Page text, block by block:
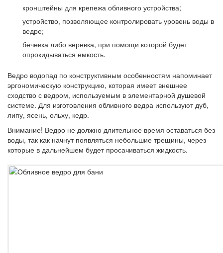
кронштейны для крепежа обливного устройства;
устройство, позволяющее контролировать уровень воды в
ведре;
бечевка либо веревка, при помощи которой будет
опрокидываться емкость.
Ведро водопад по конструктивным особенностям напоминает
эргономическую конструкцию, которая имеет внешнее
сходство с ведром, используемым в элементарной душевой
системе. Для изготовления обливного ведра используют дуб,
липу, ясень, ольху, кедр.
Внимание! Ведро не должно длительное время оставаться без
воды, так как начнут появляться небольшие трещины, через
которые в дальнейшем будет просачиваться жидкость.